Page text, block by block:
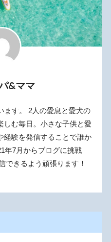
&ママ
ます。 2人の愛息と愛犬の
しむ毎日。小さな子供と愛
経験を発信することで誰か
年7月からブログに挑戦
できるよう頑張ります！